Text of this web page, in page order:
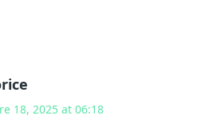
18, 2025 at 06:18